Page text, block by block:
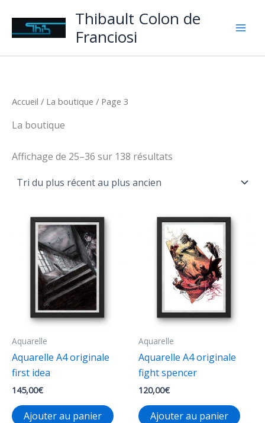
contenu
Thibault Colon de
Franciosi
Accueil / La boutique / Page 3
La boutique
Affichage de 25–36 sur 138 résultats
Aquarelle
Aquarelle A4 originale
first idea
145,00€
Ajouter au panier
Aquarelle
Aquarelle A4 originale
fight spencer
120,00€
Ajouter au panier